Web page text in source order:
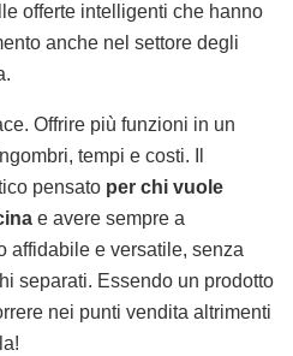
offerte intelligenti che hanno
anche nel settore degli
Offrire più funzioni in un
tempi e costi. Il
pensato per chi vuole
e avere sempre a
affidabile e versatile, senza
separati. Essendo un prodotto
nei punti vendita altrimenti